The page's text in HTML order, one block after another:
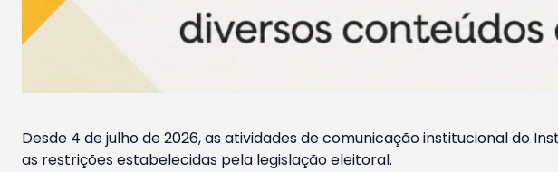
Desde 4 de julho de 2026, as atividades de comunicação institucional do
as restrições estabelecidas pela legislação eleitoral.